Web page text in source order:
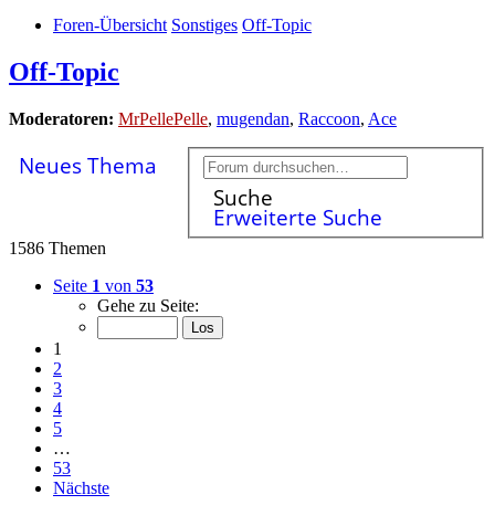
Foren-Übersicht Sonstiges Off-Topic
Off-Topic
Moderatoren: MrPellePelle, mugendan, Raccoon, Ace
Neues Thema
Suche
Erweiterte Suche
1586 Themen
Seite 1 von 53
Gehe zu Seite:
1
2
3
4
5
…
53
Nächste